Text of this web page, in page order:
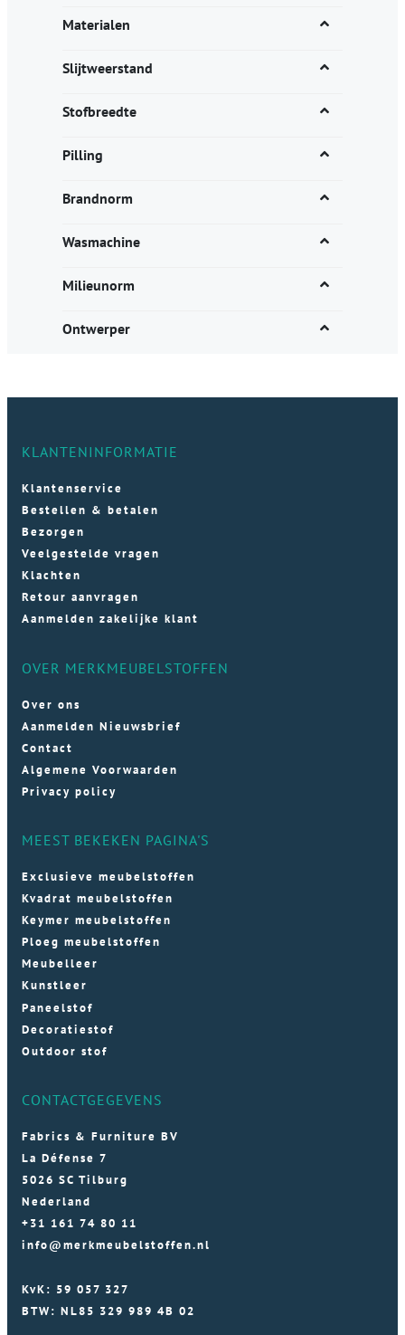
Materialen
Slijtweerstand
Stofbreedte
Pilling
Brandnorm
Wasmachine
Milieunorm
Ontwerper
KLANTENINFORMATIE
Klantenservice
Bestellen & betalen
Bezorgen
Veelgestelde vragen
Klachten
Retour aanvragen
Aanmelden zakelijke klant
OVER MERKMEUBELSTOFFEN
Over ons
Aanmelden Nieuwsbrief
Contact
Algemene Voorwaarden
Privacy policy
MEEST BEKEKEN PAGINA'S
Exclusieve meubelstoffen
Kvadrat meubelstoffen
Keymer meubelstoffen
Ploeg meubelstoffen
Meubelleer
Kunstleer
Paneelstof
Decoratiestof
Outdoor stof
CONTACTGEGEVENS
Fabrics & Furniture BV
La Défense 7
5026 SC Tilburg
Nederland
+31 161 74 80 11
info@merkmeubelstoffen.nl
KvK: 59 057 327
BTW: NL85 329 989 4B 02